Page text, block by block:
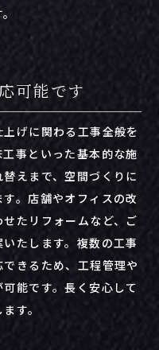
可能です
げに関わる工事全般を
事といった基本的な施
えまで、空間づくりに
。店舗やオフィスの改
たリフォームなど、ご
たします。複数の工事
きるため、工程管理や
能です。長く安心して
す。